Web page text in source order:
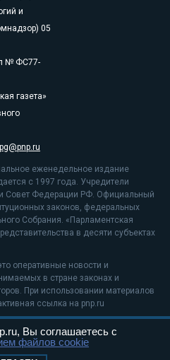
и
05
№ ФС77-
газета»
pg@pnp.ru
еженедельное издание
с 1997 года. Учредители
Совет Федерации РФ. Официальный
законов, федеральных
Собрания. «Парламентская
в десяти субъектах
оперативные новости и
в стране законах и
При использовании материалов
ссылка на pnp.ru
рекомендательные
Вы соглашаетесь с
файлов cookie